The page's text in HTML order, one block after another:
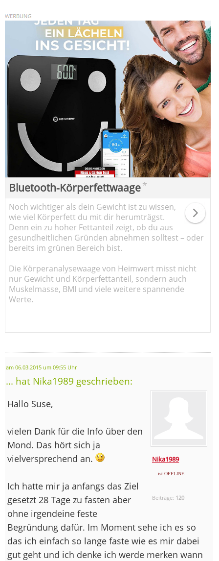
Bluetooth-Körperfettwaage*
Noch wichtiger als dein Gewicht ist zu wissen,
wie viel Körperfett du mit dir herumträgst.
Denn ein zu hoher Fettanteil zeigt, ob du aus
gesundheitlichen Gründen abnehmen solltest – oder
bereits im grünen Bereich bist.
Die Körperanalysewaage von Heimwert misst nicht
nur Gewicht und Körperfettanteil, sondern auch
Muskelmasse, BMI und viele weitere spannende
Werte.
am 06.03.2015 um 09:55 Uhr
... hat Nika1989 geschrieben:
Nika1989
... ist OFFLINE
Beiträge: 120
Hallo Suse,
vielen Dank für die Info über den
Mond. Das hört sich ja
vielversprechend an.
Ich hatte mir ja anfangs das Ziel
gesetzt 28 Tage zu fasten aber
ohne irgendeine feste
Begründung dafür. Im Moment sehe ich es so
das ich einfach so lange faste wie es mir dabei
gut geht und ich denke ich werde merken wann